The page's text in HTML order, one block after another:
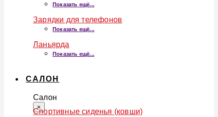
Показать ещё...
Зарядки для телефонов
Показать ещё...
Ланьярда
Показать ещё...
САЛОН
Салон
×
Спортивные сиденья (ковши)